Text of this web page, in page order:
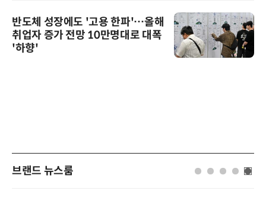
반도체 성장에도 '고용 한파'…올해
취업자 증가 전망 10만명대로 대폭
'하향'
브랜드 뉴스룸